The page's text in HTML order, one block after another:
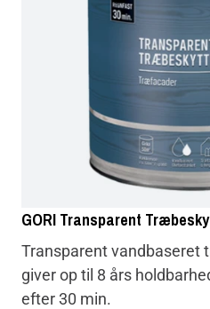
GORI Transparent
Transparent vandbaseret
giver op til 8 års
efter 30 min.